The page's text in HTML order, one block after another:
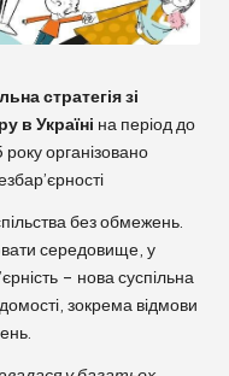
стратегія зі
в Україні на період до
організовано
без обмежень.
середовище, у
– нова суспільна
зокрема відмови